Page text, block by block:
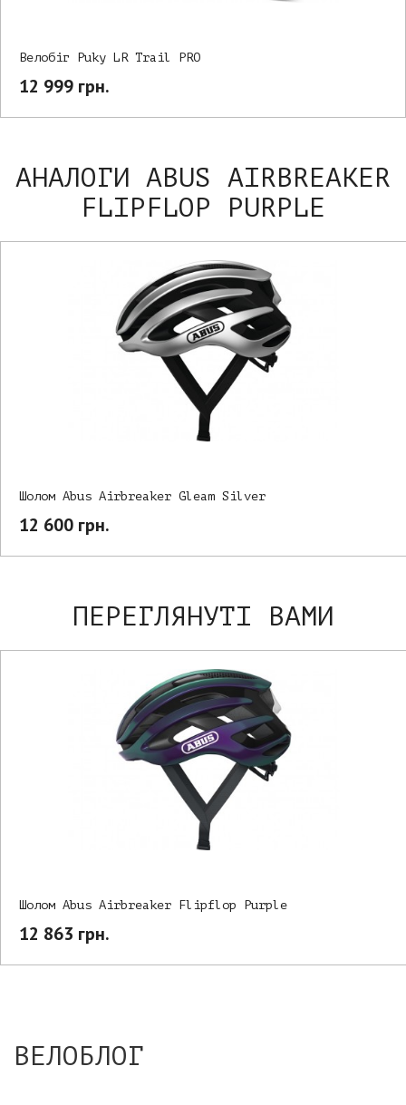
Велобіг Puky LR Trail PRO
12 999 грн.
АНАЛОГИ ABUS AIRBREAKER
FLIPFLOP PURPLE
Шолом Abus Airbreaker Gleam Silver
12 600 грн.
ПЕРЕГЛЯНУТІ ВАМИ
Шолом Abus Airbreaker Flipflop Purple
12 863 грн.
ВЕЛОБЛОГ